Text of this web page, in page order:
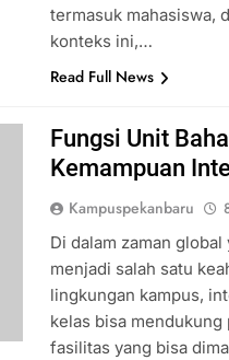
termasuk mahasiswa,
konteks ini,…
Read Full News
Fungsi Unit
Kemampuan
Kampuspekanbaru
Di dalam zaman
menjadi salah satu
lingkungan kampus,
kelas bisa
fasilitas yang bisa